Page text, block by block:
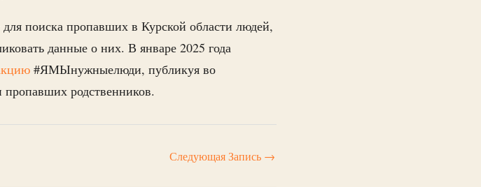
поиска пропавших в Курской области людей,
данные о них. В январе 2025 года
#ЯМЫнужныелюди, публикуя во
родственников.
Следующая Запись →